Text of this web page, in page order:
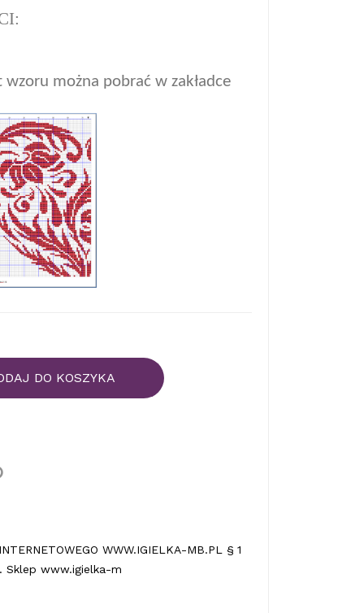
można pobrać w zakładce
DO KOSZYKA
WWW.IGIELKA-MB.PL § 1
Sklep www.igielka-m